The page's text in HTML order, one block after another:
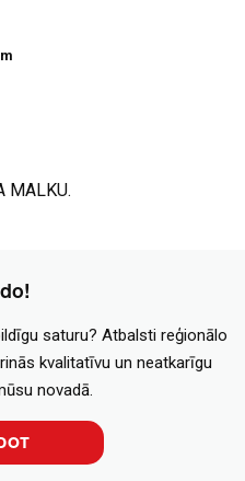
MALKU.
saturu? Atbalsti reģionālo
kvalitatīvu un neatkarīgu
novadā.